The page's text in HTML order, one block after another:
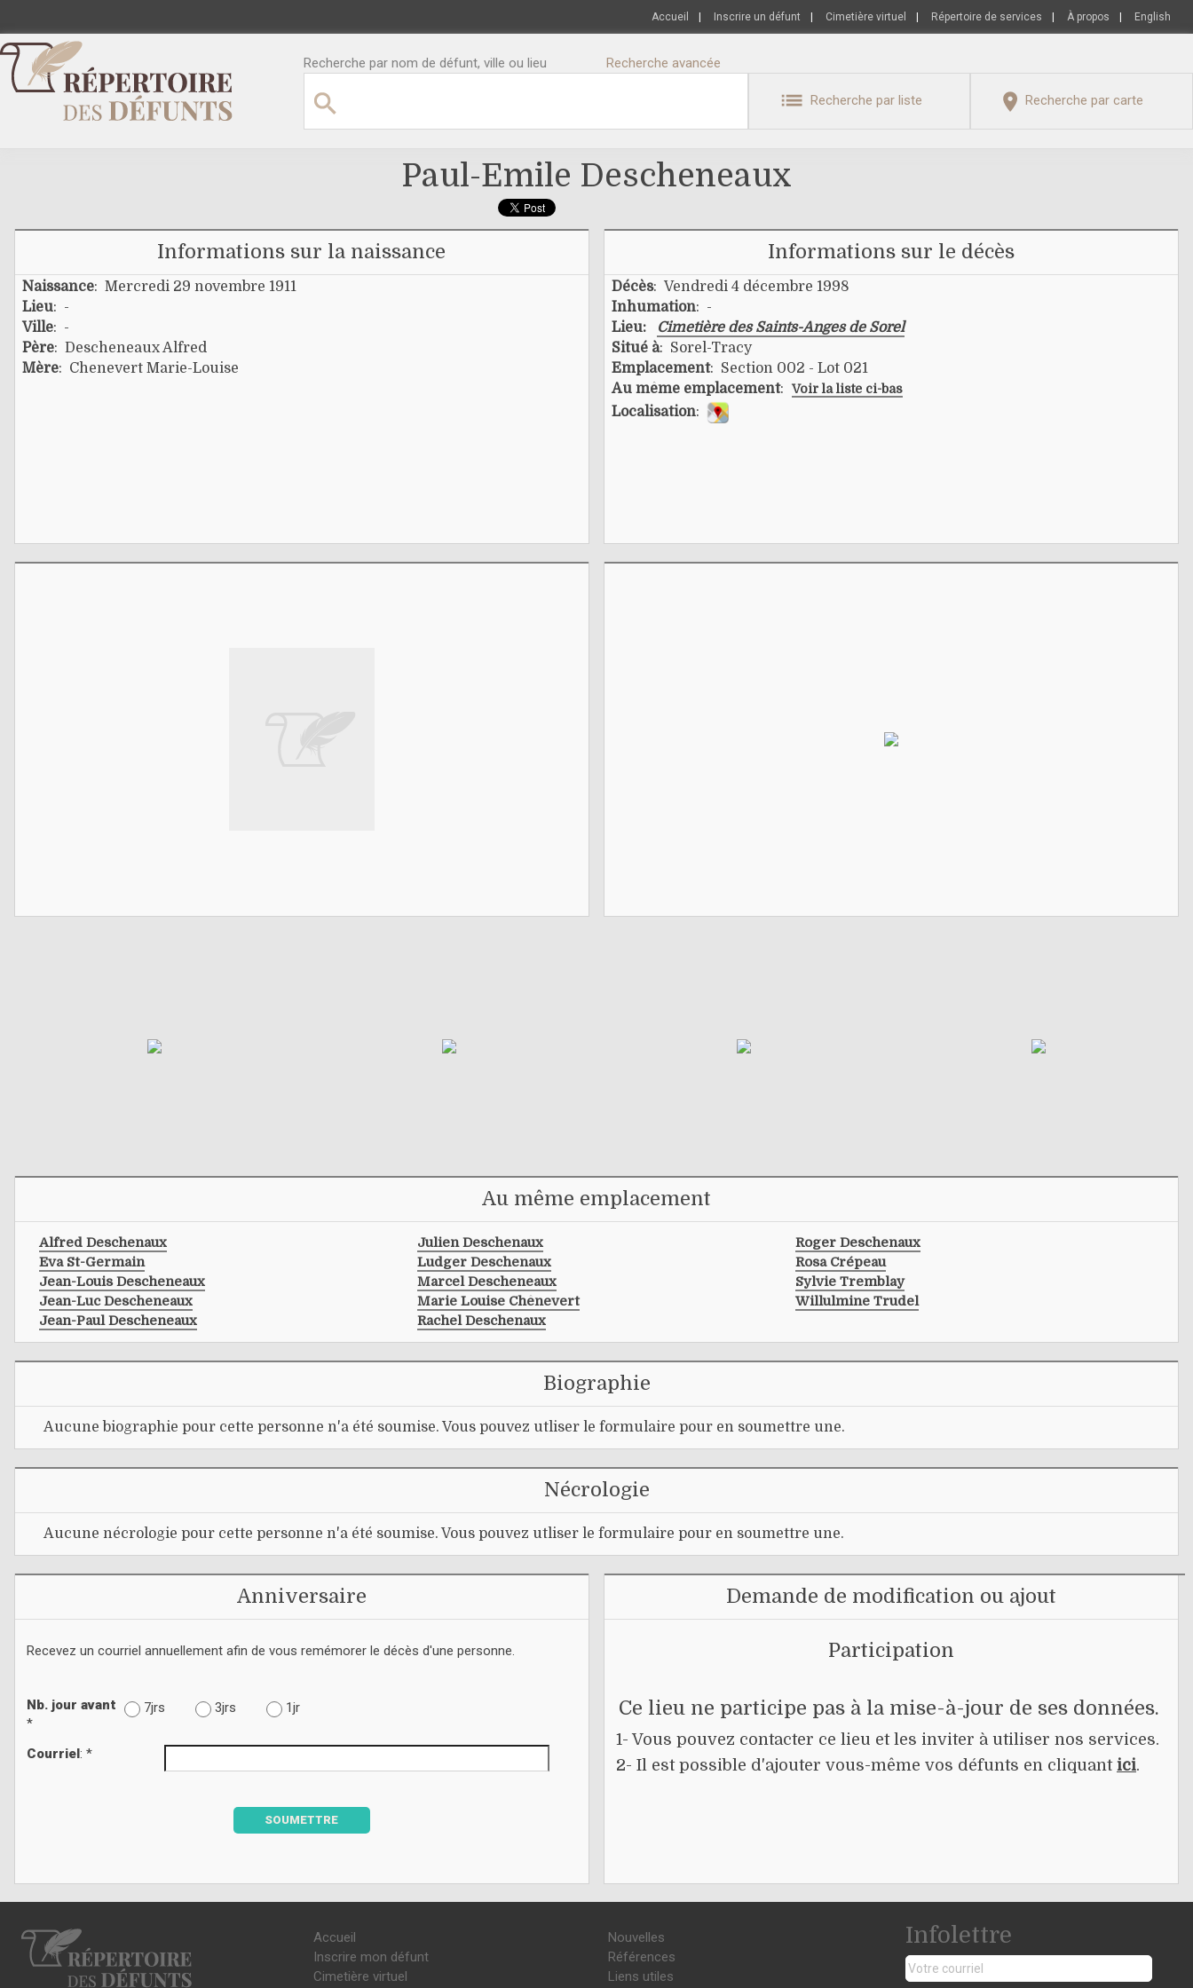
Accueil Inscrire un défunt Cimetière virtuel Répertoire de services À propos English
Recherche par nom de défunt, ville ou lieu Recherche avancée
Recherche par liste Recherche par carte
Paul-Emile Descheneaux
Informations sur la naissance
Naissance: Mercredi 29 novembre 1911
Lieu: -
Ville: -
Père: Descheneaux Alfred
Mère: Chenevert Marie-Louise
Informations sur le décès
Décès: Vendredi 4 décembre 1998
Inhumation: -
Lieu:
Cimetière des Saints-Anges de Sorel
Situé à: Sorel-Tracy
Emplacement: Section 002 - Lot 021
Au même emplacement: Voir la liste ci-bas
Localisation:
Au même emplacement
Alfred Deschenaux
Eva St-Germain
Jean-Louis Descheneaux
Jean-Luc Descheneaux
Jean-Paul Descheneaux
Julien Deschenaux
Ludger Deschenaux
Marcel Descheneaux
Marie Louise Chênevert
Rachel Deschenaux
Roger Deschenaux
Rosa Crépeau
Sylvie Tremblay
Willulmine Trudel
Biographie
Aucune biographie pour cette personne n'a été soumise. Vous pouvez utliser le formulaire pour en soumettre une.
Nécrologie
Aucune nécrologie pour cette personne n'a été soumise. Vous pouvez utliser le formulaire pour en soumettre une.
Anniversaire
Recevez un courriel annuellement afin de vous remémorer le décès d'une personne.
Nb. jour avant
*
7jrs 3jrs 1jr
Courriel: *
SOUMETTRE
Demande de modification ou ajout
Participation
Ce lieu ne participe pas à la mise-à-jour de ses données.
1- Vous pouvez contacter ce lieu et les inviter à utiliser nos services.
2- Il est possible d'ajouter vous-même vos défunts en cliquant ici.
Accueil
Inscrire mon défunt
Cimetière virtuel
Nouvelles
Références
Liens utiles
Infolettre